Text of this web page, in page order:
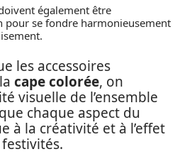
également être
pour se fondre harmonieusement
les accessoires
cape colorée, on
visuelle de l’ensemble
chaque aspect du
à la créativité et à l’effet